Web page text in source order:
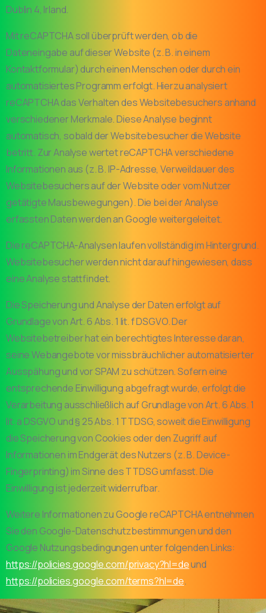
Dublin 4, Irland.
Mit reCAPTCHA soll überprüft werden, ob die
Dateneingabe auf dieser Website (z. B. in einem
Kontaktformular) durch einen Menschen oder durch ein
automatisiertes Programm erfolgt. Hierzu analysiert
reCAPTCHA das Verhalten des Websitebesuchers anhand
verschiedener Merkmale. Diese Analyse beginnt
automatisch, sobald der Websitebesucher die Website
betritt. Zur Analyse wertet reCAPTCHA verschiedene
Informationen aus (z. B. IP-Adresse, Verweildauer des
Websitebesuchers auf der Website oder vom Nutzer
getätigte Mausbewegungen). Die bei der Analyse
erfassten Daten werden an Google weitergeleitet.
Die reCAPTCHA-Analysen laufen vollständig im Hintergrund.
Websitebesucher werden nicht darauf hingewiesen, dass
eine Analyse stattfindet.
Die Speicherung und Analyse der Daten erfolgt auf
Grundlage von Art. 6 Abs. 1 lit. f DSGVO. Der
Websitebetreiber hat ein berechtigtes Interesse daran,
seine Webangebote vor missbräuchlicher automatisierter
Ausspähung und vor SPAM zu schützen. Sofern eine
entsprechende Einwilligung abgefragt wurde, erfolgt die
Verarbeitung ausschließlich auf Grundlage von Art. 6 Abs. 1
lit. a DSGVO und § 25 Abs. 1 TTDSG, soweit die Einwilligung
die Speicherung von Cookies oder den Zugriff auf
Informationen im Endgerät des Nutzers (z. B. Device-
Fingerprinting) im Sinne des TTDSG umfasst. Die
Einwilligung ist jederzeit widerrufbar.
Weitere Informationen zu Google reCAPTCHA entnehmen
Sie den Google-Datenschutzbestimmungen und den
Google Nutzungsbedingungen unter folgenden Links:
https://policies.google.com/privacy?hl=deund
https://policies.google.com/terms?hl=de.